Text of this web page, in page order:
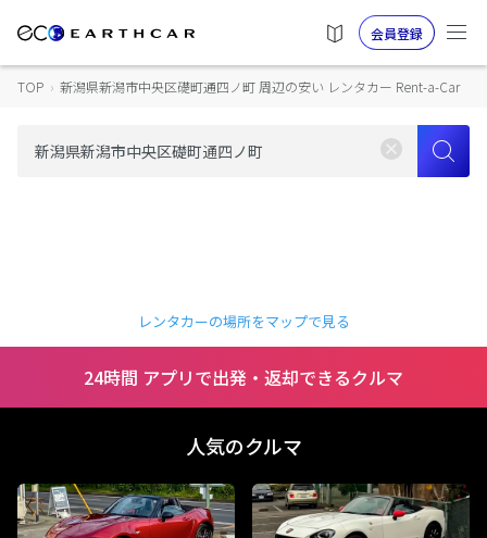
会員登録
TOP › 新潟県新潟市中央区礎町通四ノ町 周辺の安い レンタカー Rent-a-Car
レンタカーの場所をマップで見る
24時間 アプリで出発・返却できるクルマ
人気のクルマ